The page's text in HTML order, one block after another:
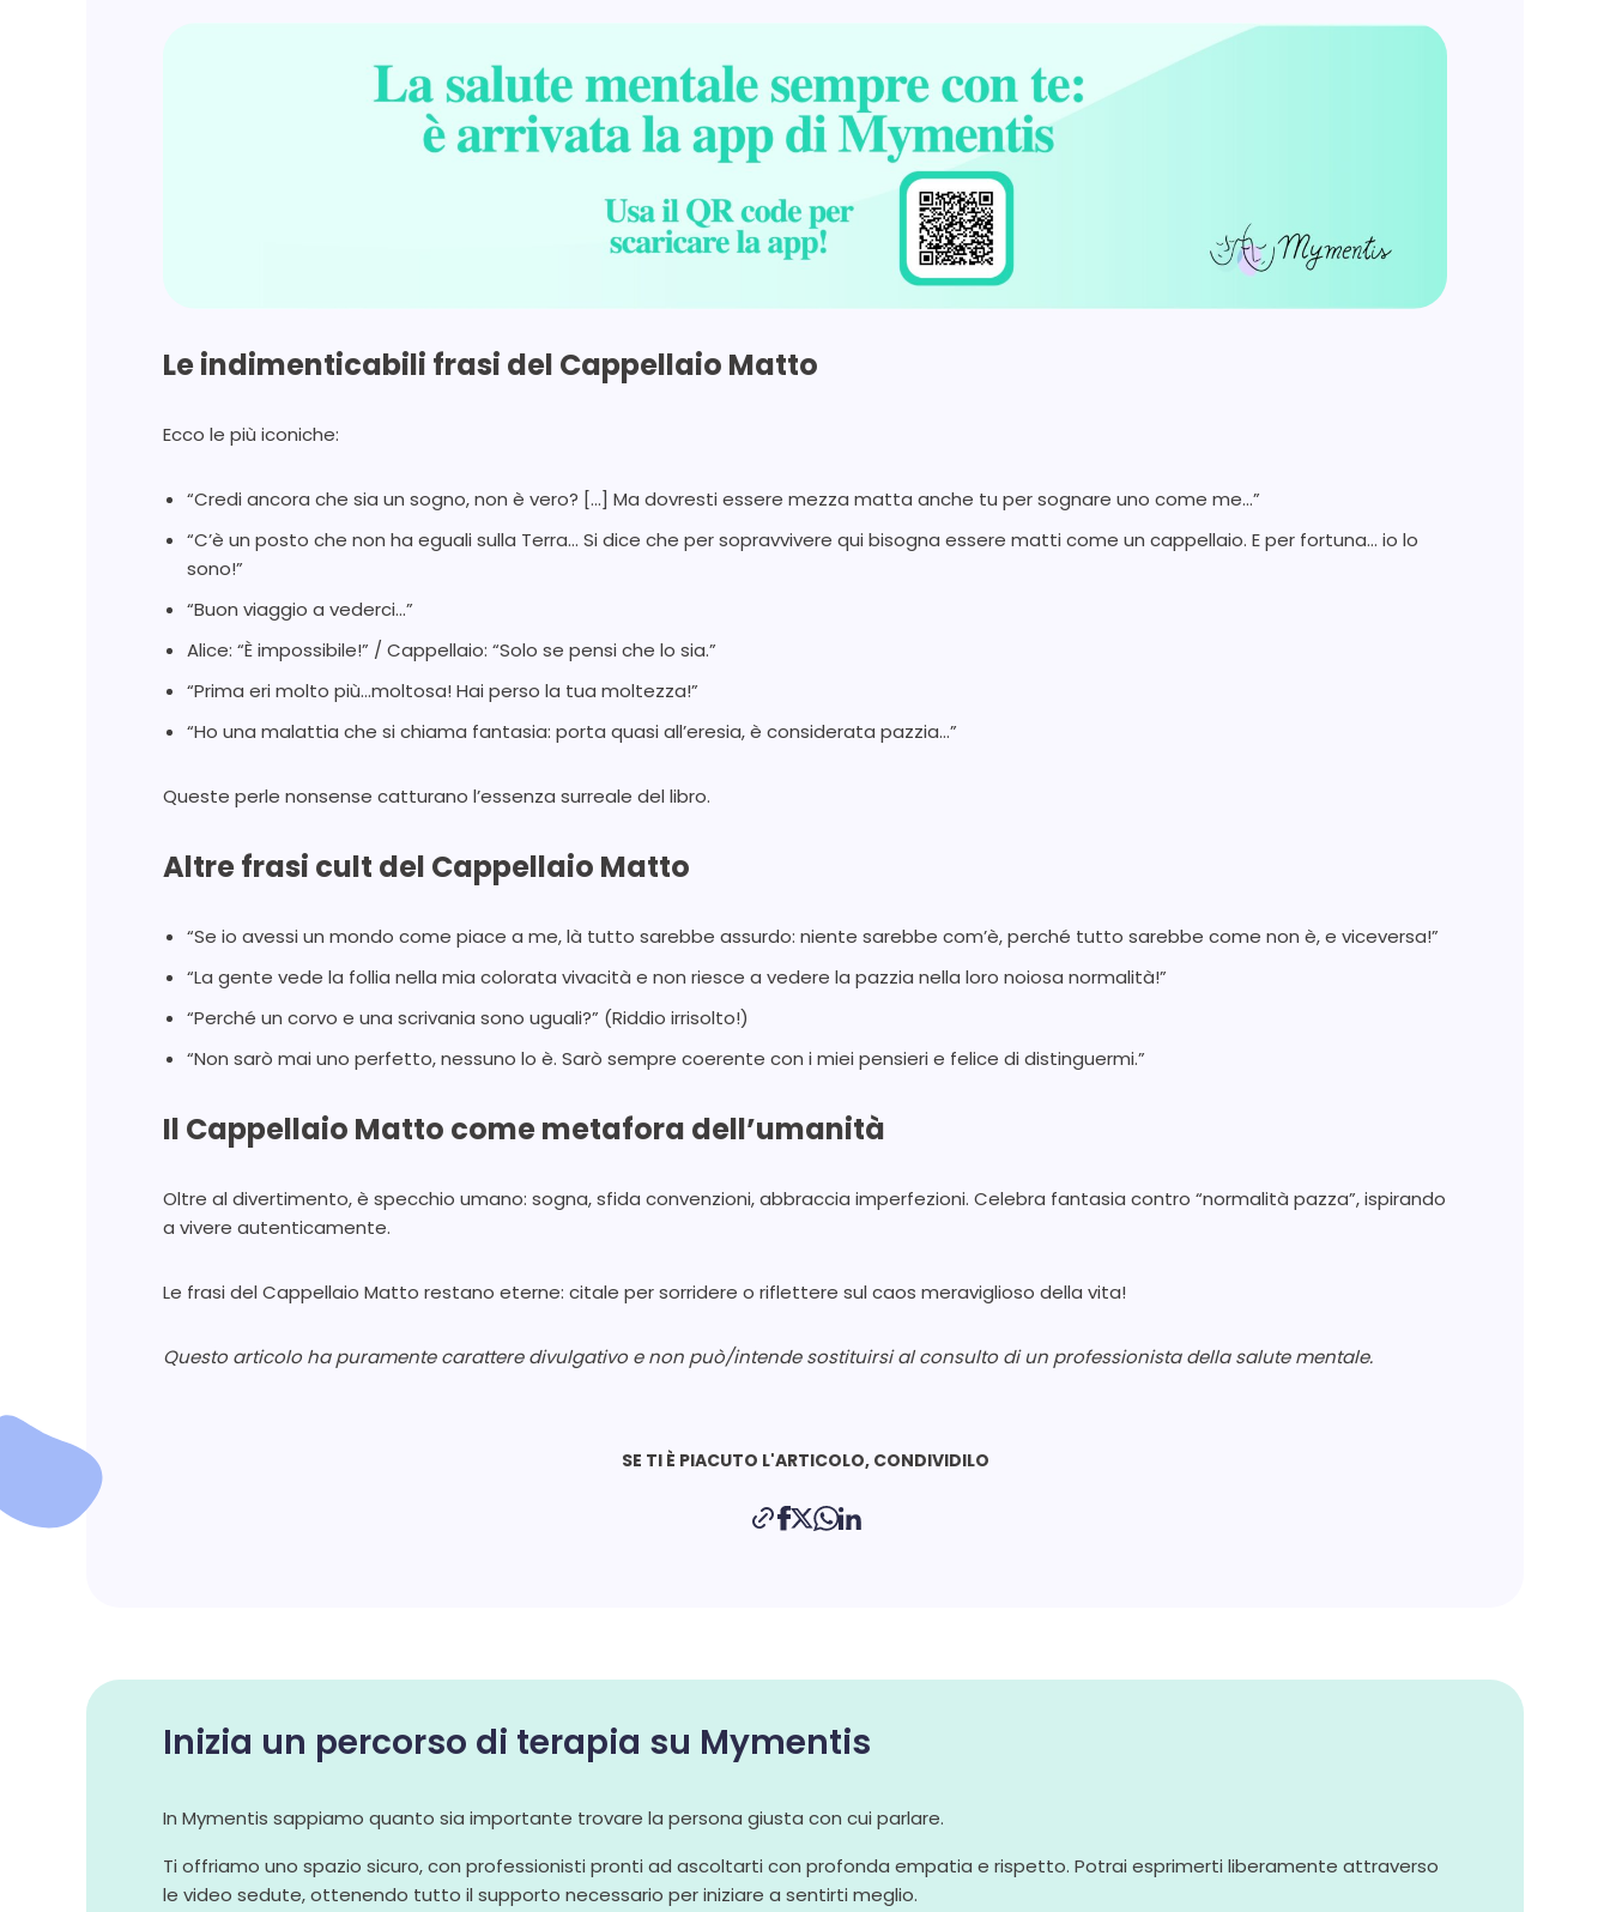
Le indimenticabili frasi del Cappellaio Matto
Ecco le più iconiche:
“Credi ancora che sia un sogno, non è vero? […] Ma dovresti essere mezza matta anche tu per sognare uno come me…”
“C’è un posto che non ha eguali sulla Terra… Si dice che per sopravvivere qui bisogna essere matti come un cappellaio. E per fortuna… io lo
sono!”
“Buon viaggio a vederci…”
Alice: “È impossibile!” / Cappellaio: “Solo se pensi che lo sia.”
“Prima eri molto più…moltosa! Hai perso la tua moltezza!”
“Ho una malattia che si chiama fantasia: porta quasi all’eresia, è considerata pazzia…”
Queste perle nonsense catturano l’essenza surreale del libro.
Altre frasi cult del Cappellaio Matto
“Se io avessi un mondo come piace a me, là tutto sarebbe assurdo: niente sarebbe com’è, perché tutto sarebbe come non è, e viceversa!”
“La gente vede la follia nella mia colorata vivacità e non riesce a vedere la pazzia nella loro noiosa normalità!”
“Perché un corvo e una scrivania sono uguali?” (Riddio irrisolto!)
“Non sarò mai uno perfetto, nessuno lo è. Sarò sempre coerente con i miei pensieri e felice di distinguermi.”
Il Cappellaio Matto come metafora dell’umanità
Oltre al divertimento, è specchio umano: sogna, sfida convenzioni, abbraccia imperfezioni. Celebra fantasia contro “normalità pazza”, ispirando
a vivere autenticamente.
Le frasi del Cappellaio Matto restano eterne: citale per sorridere o riflettere sul caos meraviglioso della vita!
Questo articolo ha puramente carattere divulgativo e non può/intende sostituirsi al consulto di un professionista della salute mentale.
SE TI È PIACUTO L'ARTICOLO, CONDIVIDILO
Inizia un percorso di terapia su Mymentis
In Mymentis sappiamo quanto sia importante trovare la persona giusta con cui parlare.
Ti offriamo uno spazio sicuro, con professionisti pronti ad ascoltarti con profonda empatia e rispetto. Potrai esprimerti liberamente attraverso
le video sedute, ottenendo tutto il supporto necessario per iniziare a sentirti meglio.